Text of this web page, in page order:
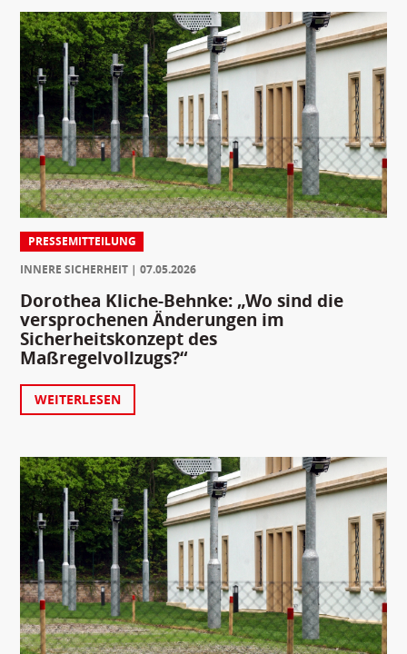
PRESSEMITTEILUNG
INNERE SICHERHEIT
07.05.2026
Dorothea Kliche-Behnke: „Wo sind die
versprochenen Änderungen im
Sicherheitskonzept des
Maßregelvollzugs?“
WEITERLESEN